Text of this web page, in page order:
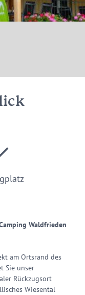
Waldfrieden
am Ortsrand des
Sie unser
Rückzugsort
Wiesental